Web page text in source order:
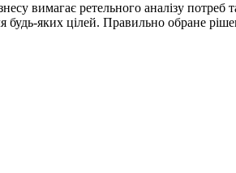
вимагає ретельного аналізу
будь-яких цілей. Правильно обране